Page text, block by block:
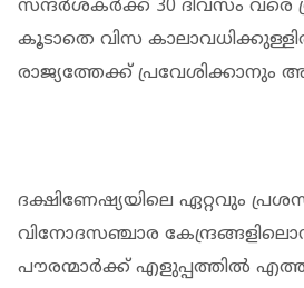
സന്ദർശകർക്ക് 30 ദിവസം വരെ
കൂടാതെ വിസ
രാജ്യത്തേക്ക് പ്രവേശിക്കാനും
ദക്ഷിണേഷ്യയിലെ ഏറ്റവും
വിനോദസഞ്ചാര
പൗരന്മാർക്ക് എളുപ്പത്തിൽ